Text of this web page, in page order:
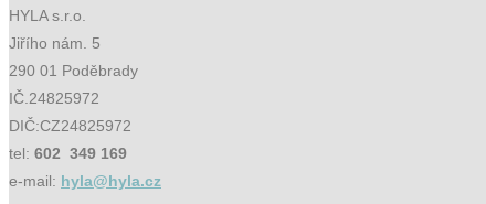
HYLA s.r.o.
Jiřího nám. 5
290 01 Poděbrady
IČ.24825972
DIČ:CZ24825972
tel: 602 349 169
e-mail: hyla@hyla.cz